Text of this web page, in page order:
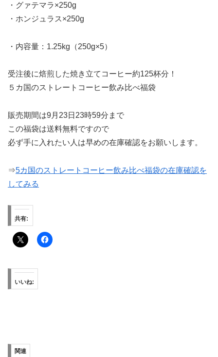
・グァテマラ×250g
・ホンジュラス×250g
・内容量：1.25kg（250g×5）
受注後に焙煎した焼き立てコーヒー約125杯分！
５カ国のストレートコーヒー飲み比べ福袋
販売期間は9月23日23時59分まで
この福袋は送料無料ですので
必ず手に入れたい人は早めの在庫確認をお願いします。
⇒5カ国のストレートコーヒー飲み比べ福袋の在庫確認を
してみる
共有:
いいね:
関連